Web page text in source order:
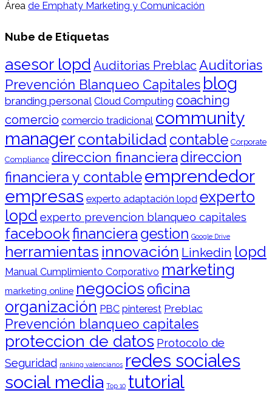
Área de Emphaty Marketing y Comunicación
Nube de Etiquetas
asesor lopd Auditorias Preblac Auditorias
Prevención Blanqueo Capitales blog
branding personal Cloud Computing coaching
comercio comercio tradicional community
managercontabilidad contable Corporate
Compliance direccion financiera direccion
financiera y contableemprendedor
empresas experto adaptación lopd experto
lopd experto prevencion blanqueo capitales
facebookfinanciera gestion Google Drive
herramientas innovación Linkedin lopd
Manual Cumplimiento Corporativo marketing
marketing online negocios oficina
organización PBC pinterest Preblac
Prevención blanqueo capitales
proteccion de datos Protocolo de
Seguridad ranking valencianos redes sociales
social media Top 10 tutorial